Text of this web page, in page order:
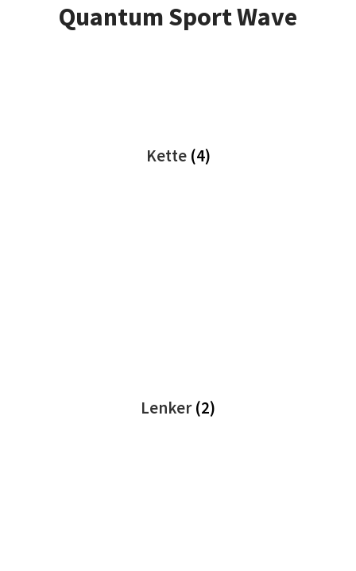
Quantum Sport Wave
Kette (4)
Lenker(2)